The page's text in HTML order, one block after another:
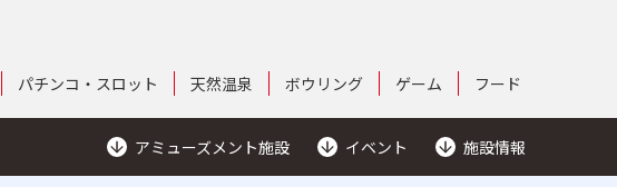
パチンコ・スロット 天然温泉 ボウリング ゲーム フード
アミューズメント施設 イベント 施設情報